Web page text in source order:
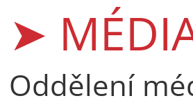
➤
Oddělení